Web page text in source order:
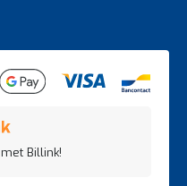
Billink!